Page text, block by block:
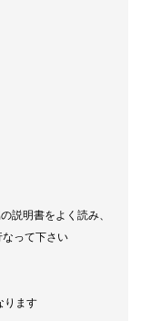
説明書をよく読み、
って下さい
ります